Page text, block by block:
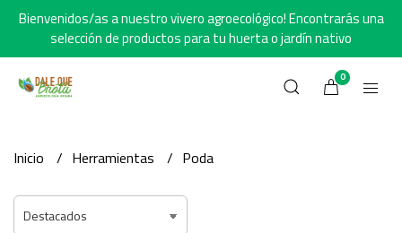
Bienvenidos/as a nuestro vivero agroecológico! Encontrarás una
selección de productos para tu huerta o jardín nativo
0
Inicio Herramientas Poda